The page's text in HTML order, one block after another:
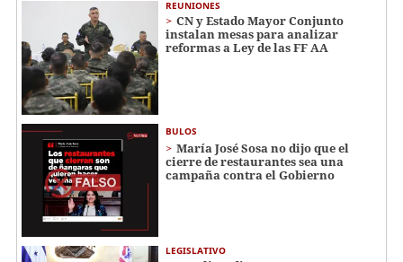
REUNIONES
CN y Estado Mayor Conjunto
instalan mesas para analizar
reformas a Ley de las FF AA
BULOS
María José Sosa no dijo que el
cierre de restaurantes sea una
campaña contra el Gobierno
LEGISLATIVO